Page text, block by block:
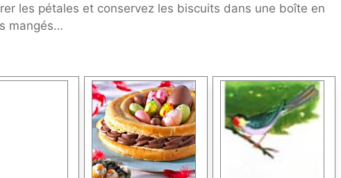
les pétales et conservez les biscuits dans une boîte en
mangés…